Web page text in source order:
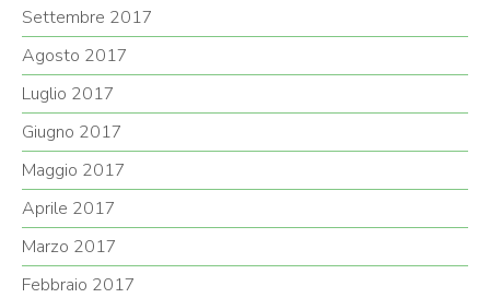
Settembre 2017
Agosto 2017
Luglio 2017
Giugno 2017
Maggio 2017
Aprile 2017
Marzo 2017
Febbraio 2017